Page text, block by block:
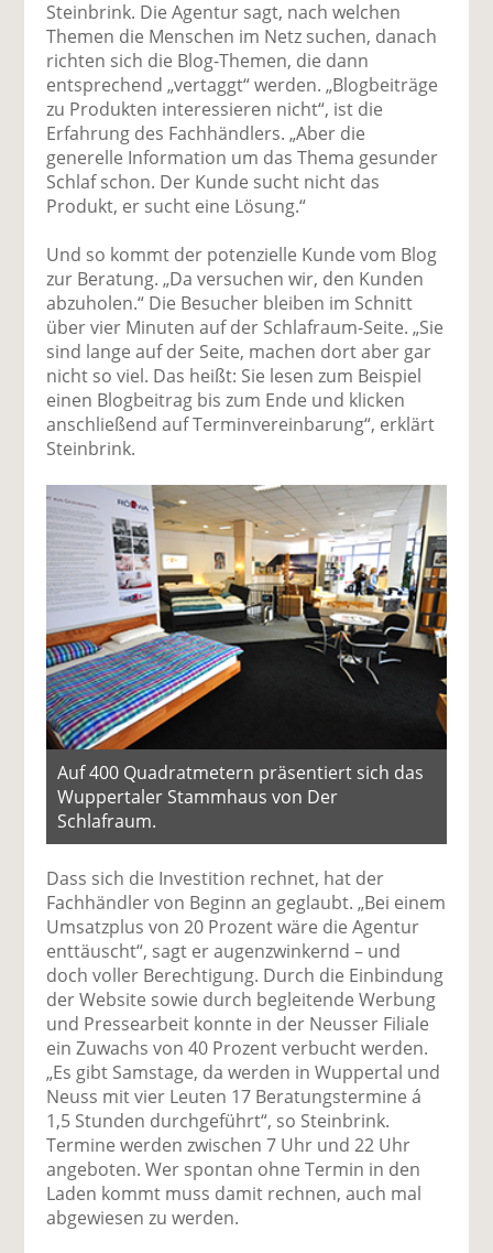
Steinbrink. Die Agentur sagt, nach welchen
Themen die Menschen im Netz suchen, danach
richten sich die Blog-Themen, die dann
entsprechend „vertaggt“ werden. „Blogbeiträge
zu Produkten interessieren nicht“, ist die
Erfahrung des Fachhändlers. „Aber die
generelle Information um das Thema gesunder
Schlaf schon. Der Kunde sucht nicht das
Produkt, er sucht eine Lösung.“
Und so kommt der potenzielle Kunde vom Blog
zur Beratung. „Da versuchen wir, den Kunden
abzuholen.“ Die Besucher bleiben im Schnitt
über vier Minuten auf der Schlafraum-Seite. „Sie
sind lange auf der Seite, machen dort aber gar
nicht so viel. Das heißt: Sie lesen zum Beispiel
einen Blogbeitrag bis zum Ende und klicken
anschließend auf Terminvereinbarung“, erklärt
Steinbrink.
Auf 400 Quadratmetern präsentiert sich das
Wuppertaler Stammhaus von Der
Schlafraum.
Dass sich die Investition rechnet, hat der
Fachhändler von Beginn an geglaubt. „Bei einem
Umsatzplus von 20 Prozent wäre die Agentur
enttäuscht“, sagt er augenzwinkernd – und
doch voller Berechtigung. Durch die Einbindung
der Website sowie durch begleitende Werbung
und Pressearbeit konnte in der Neusser Filiale
ein Zuwachs von 40 Prozent verbucht werden.
„Es gibt Samstage, da werden in Wuppertal und
Neuss mit vier Leuten 17 Beratungstermine á
1,5 Stunden durchgeführt“, so Steinbrink.
Termine werden zwischen 7 Uhr und 22 Uhr
angeboten. Wer spontan ohne Termin in den
Laden kommt muss damit rechnen, auch mal
abgewiesen zu werden.